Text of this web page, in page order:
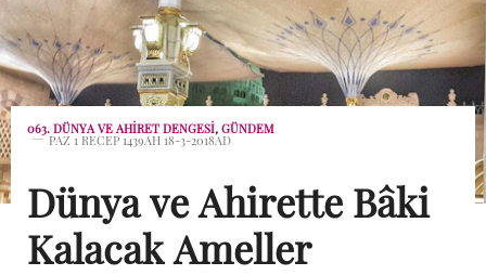
063. DÜNYA VE AHIRET DENGESI, GÜNDEM
PAZ 1 RECEP 1439AH 18-3-2018AD
Dünya ve Ahirette Bâki
Kalacak Ameller